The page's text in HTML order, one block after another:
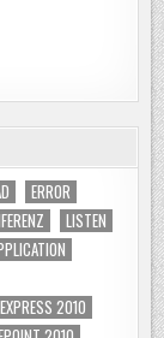
ERROR
LISTEN
2010